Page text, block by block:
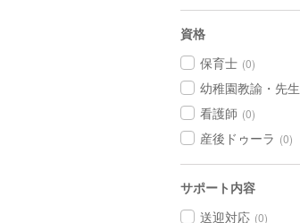
資格
保育士 (0)
幼稚園教諭・先生
看護師 (0)
産後ドゥーラ (0)
サポート内容
送迎対応 (0)